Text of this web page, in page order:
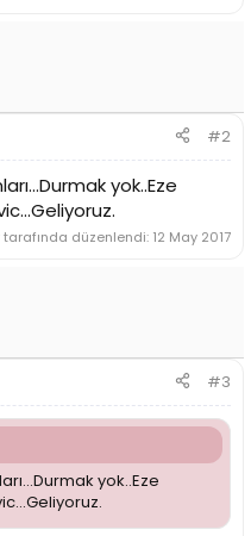
#2
yok..Eze
düzenlendi: 12 May 2017
#3
yok..Eze